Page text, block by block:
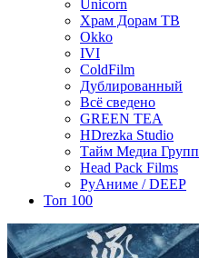
Unicorn
Храм Дорам ТВ
Okko
IVI
ColdFilm
Дублированный
Всё сведено
GREEN TEA
HDrezka Studio
Тайм Медиа Групп
Head Pack Films
РуАниме / DEEP
Топ 100